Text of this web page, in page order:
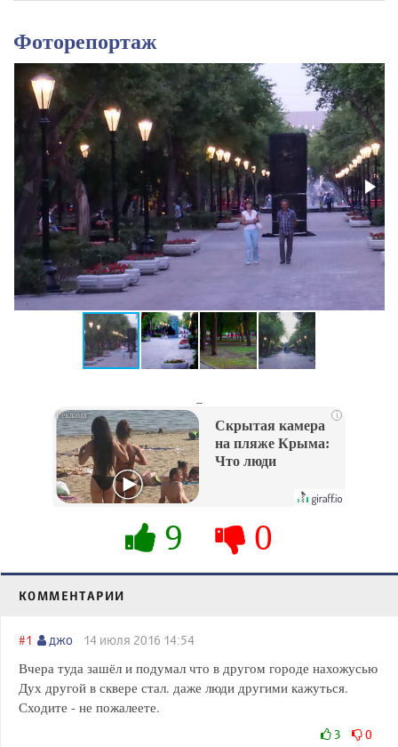
Фоторепортаж
i
Скрытая камера
на пляже Крыма:
Что люди
их не видят...
9 0
КОММЕНТАРИИ
#1 джо 14 июля 2016 14:54
Вчера туда зашёл и подумал что в другом городе нахожусью
Дух другой в сквере стал. даже люди другими кажуться.
Сходите - не пожалеете.
3 0